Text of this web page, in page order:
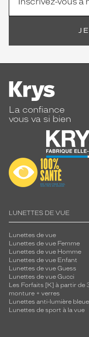
La confiance
vous va si bien
LUNETTES DE VUE
Lunettes de vue
Lunettes de vue Femme
Lunettes de vue Homme
Lunettes de vue Enfant
Lunettes de vue Guess
Lunettes de vue Gucci
Les Forfaits [K] à partir de
monture + verres
Lunettes anti-lumière bleue
Lunettes de sport à la vue